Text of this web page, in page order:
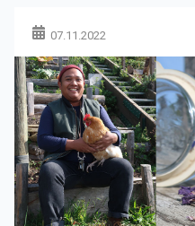
07.11.2022